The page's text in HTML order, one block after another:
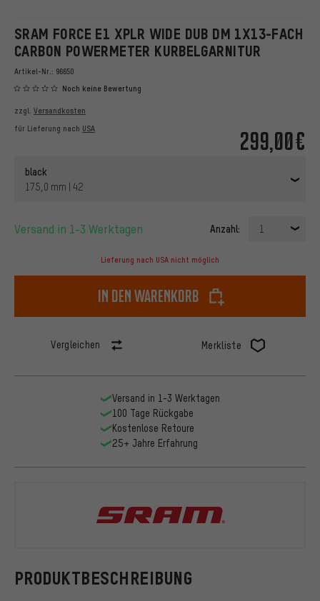
SRAM FORCE E1 XPLR WIDE DUB DM 1X13-FACH
CARBON POWERMETER KURBELGARNITUR
Artikel-Nr.: 96650
Noch keine Bewertung
299,00€
zzgl. Versandkosten
für Lieferung nach USA
black
175,0 mm | 42
Versand in 1-3 Werktagen Anzahl: 1
Lieferung nach USA nicht möglich
In den Warenkorb
Vergleichen Merkliste
PRODUKTBESCHREIBUNG
Versand in 1-3 Werktagen
100 Tage Rückgabe
Kostenlose Retoure
25+ Jahre Erfahrung
SRAM